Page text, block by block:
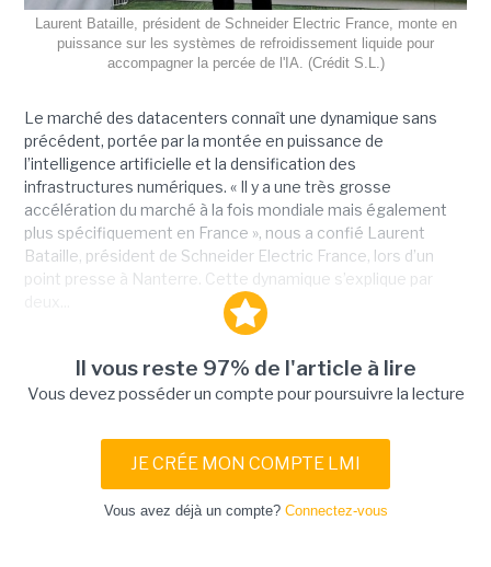
Laurent Bataille, président de Schneider Electric France, monte en
puissance sur les systèmes de refroidissement liquide pour
accompagner la percée de l'IA. (Crédit S.L.)
Le marché des datacenters connaît une dynamique sans
précédent, portée par la montée en puissance de
l’intelligence artificielle et la densification des
infrastructures numériques. « Il y a une très grosse
accélération du marché à la fois mondiale mais également
plus spécifiquement en France », nous a confié Laurent
Bataille, président de Schneider Electric France, lors d’un
point presse à Nanterre. Cette dynamique s’explique par
Il vous reste 97% de l'article à lire
Vous devez posséder un compte pour poursuivre la lecture
JE CRÉE MON COMPTE LMI
Vous avez déjà un compte? Connectez-vous